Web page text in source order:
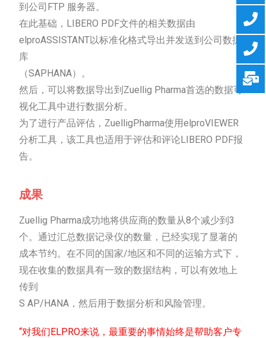
到公司FTP 服务器。
在此基础，LIBERO PDF文件的相关数据由
elproASSISTANT以标准化格式导出并发送到公司数据
库
（SAPHANA）。
然后，可以将数据导出到Zuellig Pharma首选的数据可
视化工具中进行数据分析。
为了进行产品评估，ZuelligPharma使用elproVIEWER
分析工具，该工具也适用于评估和评论LIBERO PDF报
告。
成果
Zuellig Pharma成功地将供应商的数量从8个减少到3
个。通过汇总数据记录仪的数量，已经实现了显著的
成本节约。在不同的国家/地区和不同的运输方式下，
现在收集的数据具有一致的数据结构，可以有效地上
传到
S AP/HANA，然后用于数据分析和风险管理。
“对我们ELPRO来说，最重要的事情始终是帮助客户专